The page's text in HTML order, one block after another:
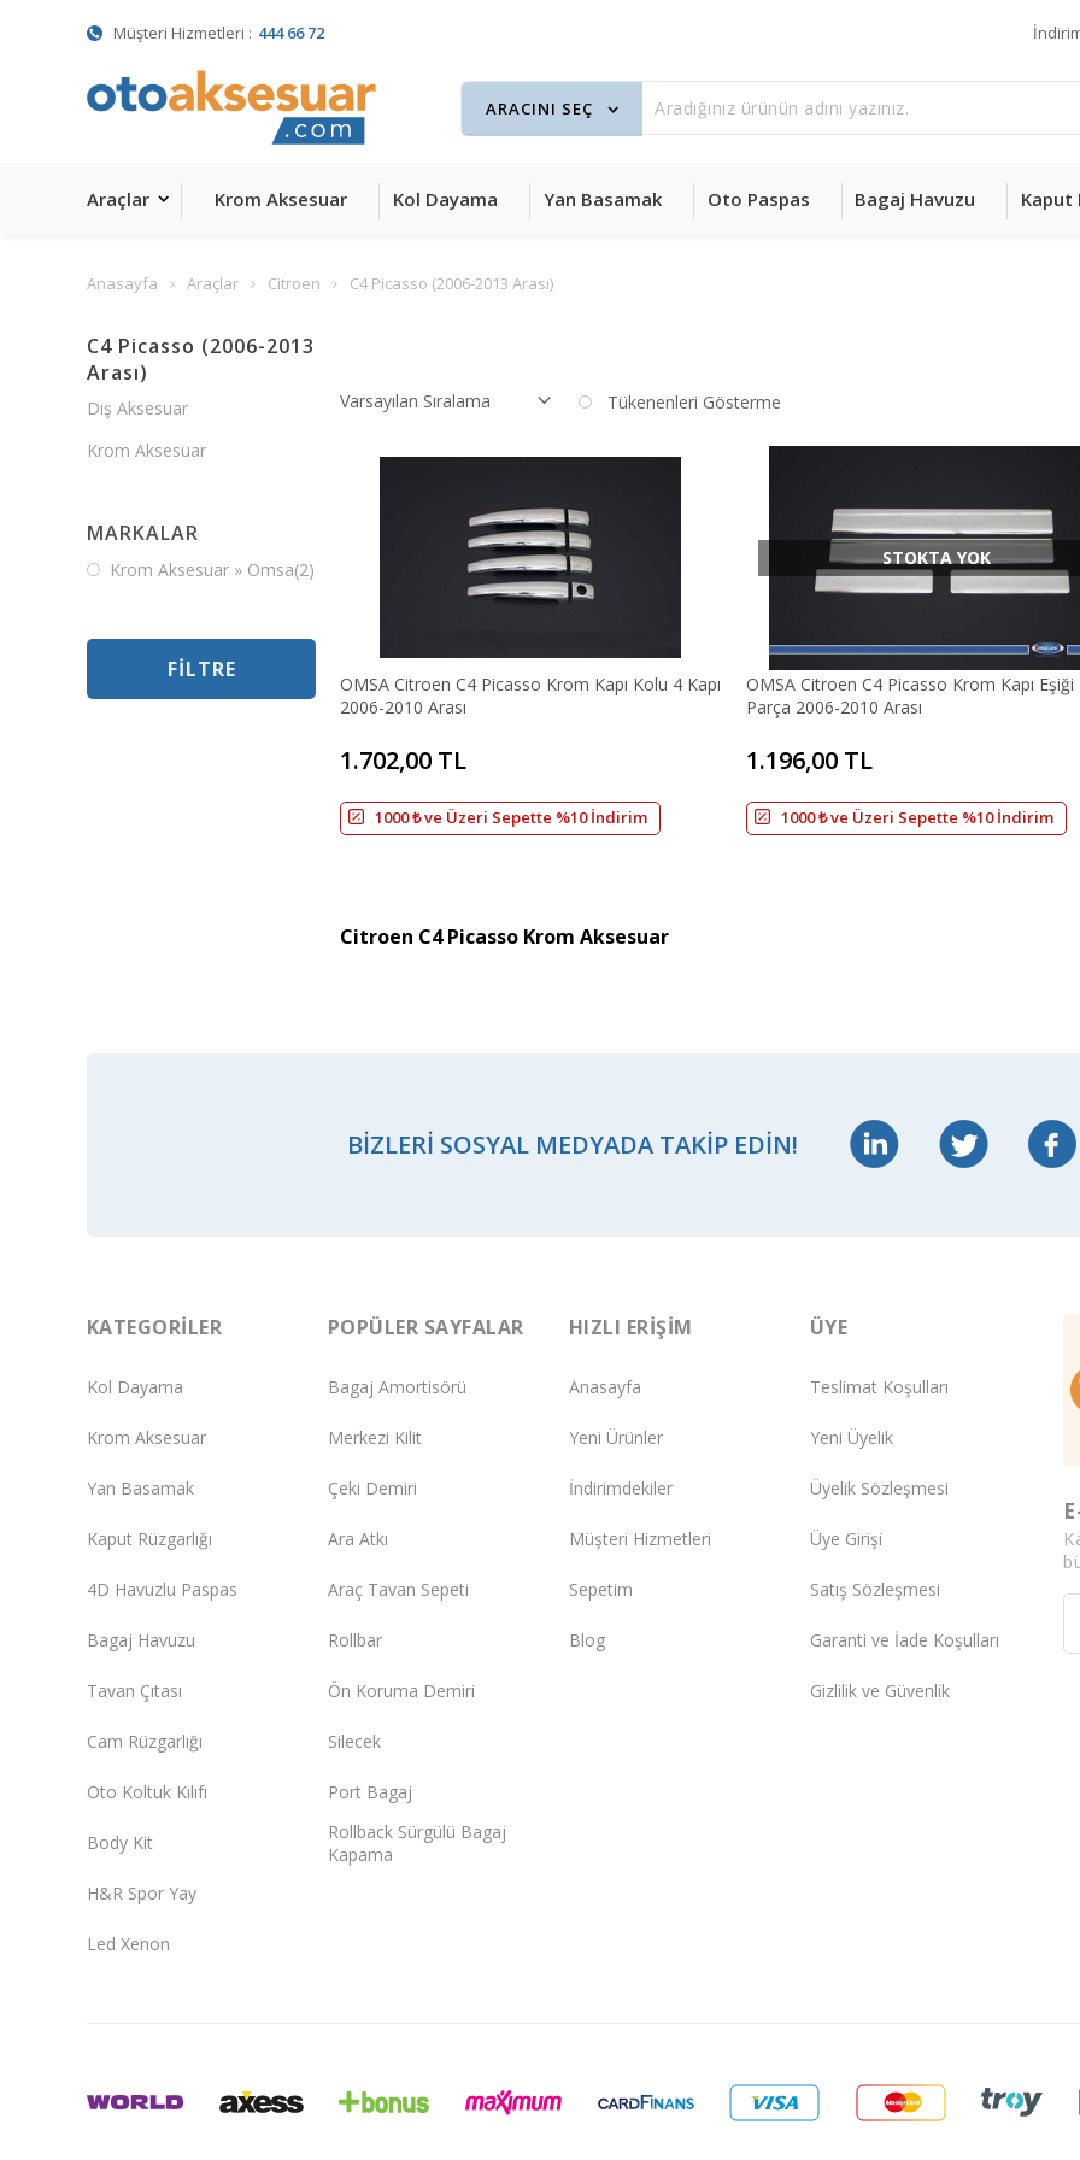
Müşteri Hizmetleri : 444 66 72
Araçlar Krom Aksesuar Kol Dayama Yan Basamak Oto Paspas Bagaj Havuzu Kaput
Anasayfa Araçlar Citroen C4 Picasso (2006-2013 Arası)
C4 Picasso (2006-2013
Arası)
Dış Aksesuar
Krom Aksesuar
MARKALAR
Krom Aksesuar » Omsa(2)
FILTRE
Tükenenleri Gösterme
OMSA Citroen C4 Picasso Krom Kapı Kolu 4 Kapı
2006-2010 Arası
1.702,00 TL
1000 ₺ ve Üzeri Sepette %10 İndirim
STOKTA YOK
OMSA Citroen C4 Picasso Krom Kapı Eşiği
Parça 2006-2010 Arası
1.196,00 TL
1000 ₺ ve Üzeri Sepette %10 İndirim
Citroen C4 Picasso Krom Aksesuar
BIZLERI SOSYAL MEDYADA TAKIP EDIN!
KATEGORILER
Kol Dayama
Krom Aksesuar
Yan Basamak
Kaput Rüzgarlığı
4D Havuzlu Paspas
Bagaj Havuzu
Tavan Çıtası
Cam Rüzgarlığı
Oto Koltuk Kılıfı
Body Kit
H&R Spor Yay
Led Xenon
POPÜLER SAYFALAR
Bagaj Amortisörü
Merkezi Kilit
Çeki Demiri
Ara Atkı
Araç Tavan Sepeti
Rollbar
Ön Koruma Demiri
Silecek
Port Bagaj
Rollback Sürgülü Bagaj
Kapama
HIZLI ERIŞIM
Anasayfa
Yeni Ürünler
İndirimdekiler
Müşteri Hizmetleri
Sepetim
Blog
ÜYE
Teslimat Koşulları
Yeni Üyelik
Üyelik Sözleşmesi
Üye Girişi
Satış Sözleşmesi
Garanti ve İade Koşulları
Gizlilik ve Güvenlik